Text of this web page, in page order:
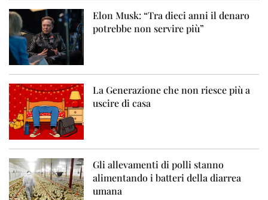
Elon Musk: “Tra dieci anni il denaro
potrebbe non servire più”
La Generazione che non riesce più a
uscire di casa
Gli allevamenti di polli stanno
alimentando i batteri della diarrea
umana